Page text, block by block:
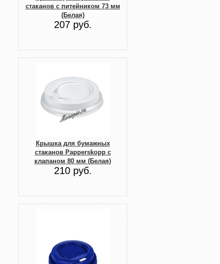
стаканов с питейником 73 мм
(Белая)
207 руб.
Крышка для бумажных
стаканов Papperskopp с
клапаном 80 мм (Белая)
210 руб.